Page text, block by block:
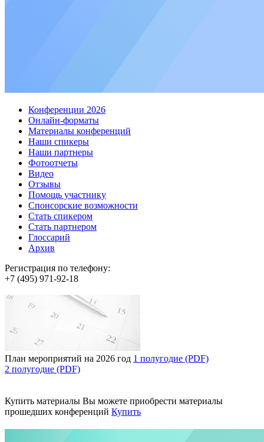
Конференции 2026
Онлайн-форматы
Материалы конференций
Наши спикеры
Наши партнеры
Фотоотчеты
Видео
Отзывы
Помощь участнику
Спонсорские возможности
Стать спикером
Стать партнером
Глоссарий
Архив
Регистрация по телефону:
+7 (495) 971-92-18
План мероприятий на 2026 год 1 полугодие (PDF)
2 полугодие (PDF)
Купить материалы Вы можете приобрести материалы
прошедших конференций Купить